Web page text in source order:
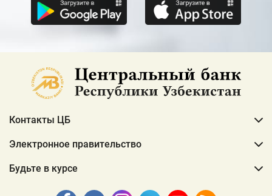
Контакты ЦБ
Электронное правительство
Будьте в курсе